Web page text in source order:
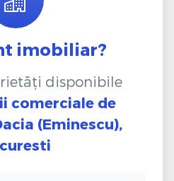
imobiliar?
disponibile
comerciale de
(Eminescu),